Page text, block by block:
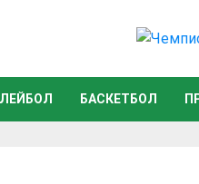
БАСКЕТБОЛ